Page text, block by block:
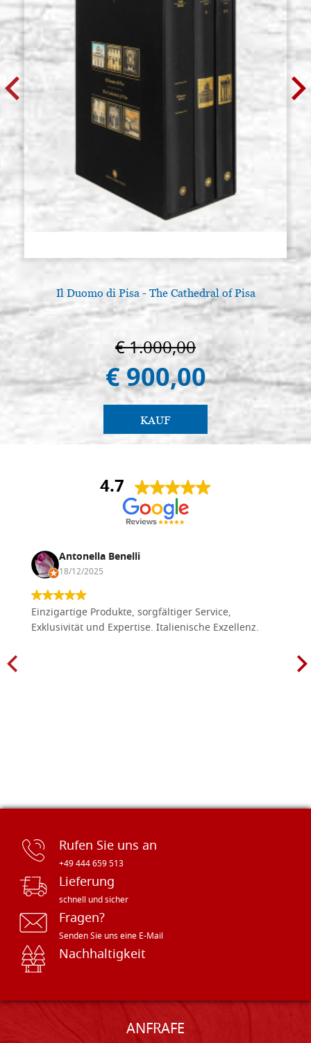
Il Duomo di Pisa - The Cathedral of Pisa
€ 1.000,00
€ 900,00
KAUF
4.7
Antonella Benelli
18/12/2025
Einzigartige Produkte, sorgfältiger Service,
Exklusivität und Expertise. Italienische Exzellenz.
Rufen Sie uns an
+49 444 659 513
Lieferung
schnell und sicher
Fragen?
Senden Sie uns eine E-Mail
Nachhaltigkeit
ANFRAFE